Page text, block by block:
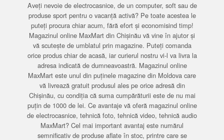
Aveți nevoie de electrocasnice, de un computer, soft sau de
produse sport pentru o vacanță activă? Pe toate acestea le
puteți procura chiar acum, fără efort și economisind timp!
Magazinul online MaxMart din Chișinău vă vine în ajutor și
vă scutește de umblatul prin magazine. Puteți comanda
orice produs chiar de acasă, iar curierul nostru vi-l va livra la
adresa indicată de dumneavoastră. Magazinul online
MaxMart este unul din puținele magazine din Moldova care
vă livrează gratuit produsul ales pe orice adresă din
Chișinău, cu condiția că suma cumpărăturii este de nu mai
puțin de 1000 de lei. Ce avantaje vă oferă magazinul online
de electrocasnice, tehnică foto, tehnică video, tehnică audio
MaxMart? Cel mai important avantaj este numărul
semnificativ de produse aflate în stoc, printre care se